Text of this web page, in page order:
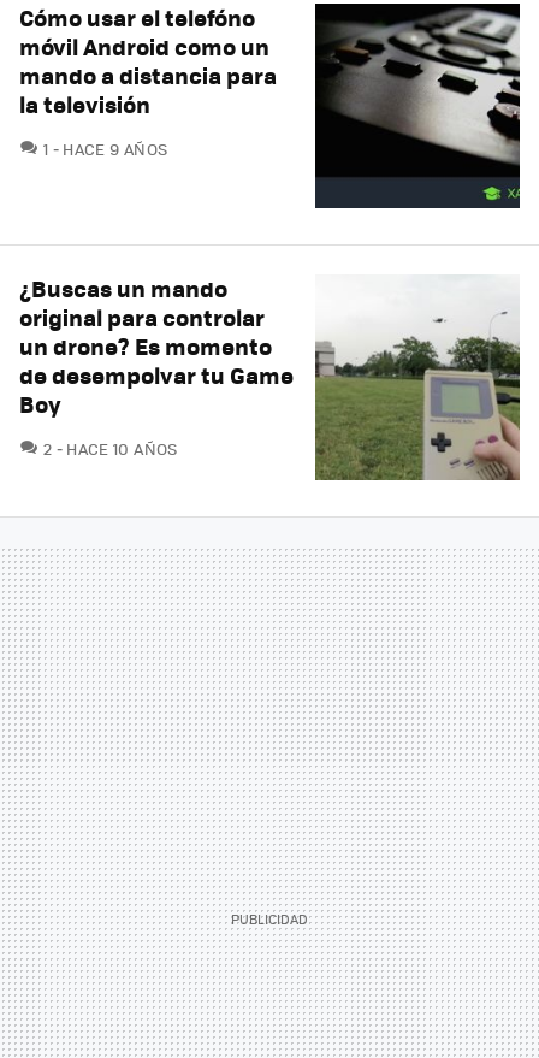
Cómo usar el telefóno
móvil Android como un
mando a distancia para
la televisión
1 COMENTARIOS
HACE 9 AÑOS
¿Buscas un mando
original para controlar
un drone? Es momento
de desempolvar tu Game
Boy
2 COMENTARIOS
HACE 10 AÑOS